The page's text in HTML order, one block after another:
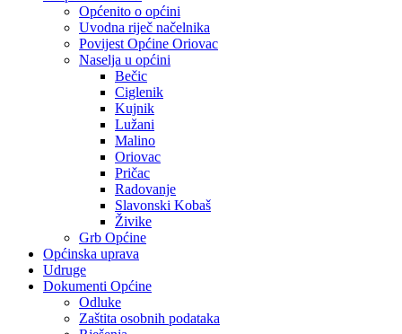
Općenito o općini
Uvodna riječ načelnika
Povijest Općine Oriovac
Naselja u općini
Bečic
Ciglenik
Kujnik
Lužani
Malino
Oriovac
Pričac
Radovanje
Slavonski Kobaš
Živike
Grb Općine
Općinska uprava
Udruge
Dokumenti Općine
Odluke
Zaštita osobnih podataka